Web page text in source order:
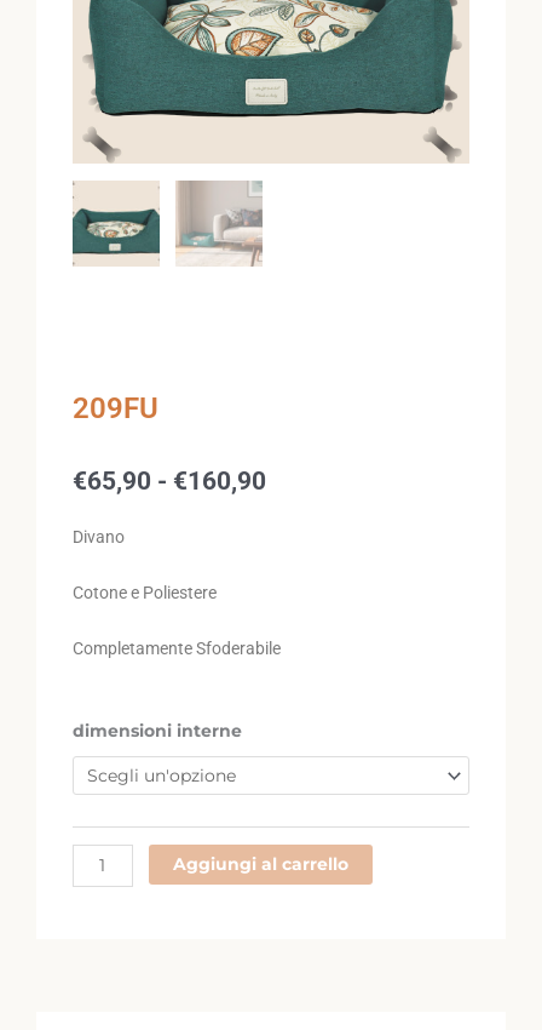
209FU
€65,90 - €160,90
€160,90
Divano
Cotone e Poliestere
Completamente Sfoderabile
dimensioni interne
209FU
quantità
Aggiungi al carrello